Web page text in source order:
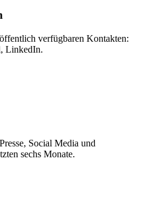
verfügbaren Kontakten:
LinkedIn.
Social Media und
sechs Monate.